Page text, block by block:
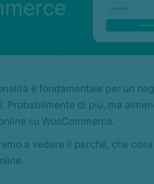
è fondamentale per un
Probabilmente di più, ma
su WooCommerce.
a vedere il perché, che